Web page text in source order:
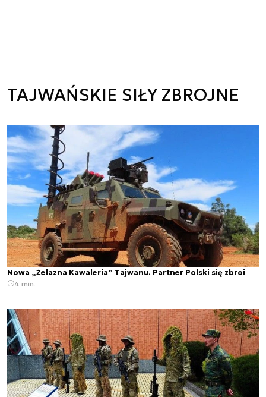
TAJWAŃSKIE SIŁY ZBROJNE
Nowa „Żelazna Kawaleria” Tajwanu. Partner Polski się zbroi
4 min.